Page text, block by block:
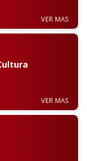
VER MAS
VER MAS